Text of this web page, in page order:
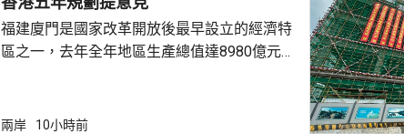
福建廈門是國家改革開放後最早設立的經濟特
區之一，去年全年地區生產總值達8980億元人
創新科技引領工程，加快建設多個科學城和實
兩岸 10小時前